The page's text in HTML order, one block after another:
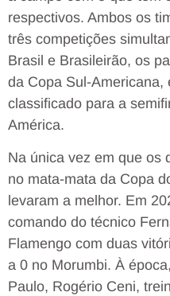
respectivos. Ambos os
três competições
Brasil e Brasileirão, os
da Copa Sul-Americana,
classificado para a
América.
Na única vez em que os
no mata-mata da Copa
levaram a melhor. Em
comando do técnico
Flamengo com duas
a 0 no Morumbi. À
Paulo, Rogério Ceni,